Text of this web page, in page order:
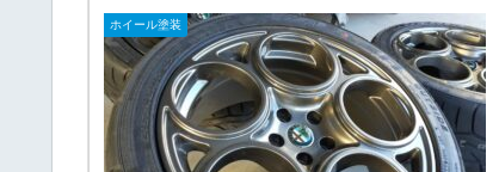
ホイール塗装